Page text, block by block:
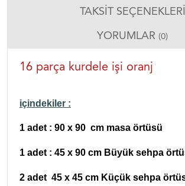
TAKSIT SEÇENEKLERI
YORUMLAR (0)
16 parça kurdele işi oranj
içindekiler :
1 adet : 90 x 90 cm masa örtüsü
1 adet : 45 x 90 cm Büyük sehpa
2 adet 45 x 45 cm Küçük sehpa